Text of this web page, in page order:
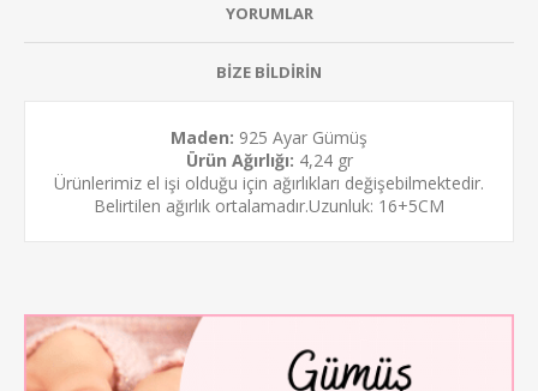
YORUMLAR
BİZE BİLDİRİN
Maden: 925 Ayar Gümüş
Ürün Ağırlığı: 4,24 gr
Ürünlerimiz el işi olduğu için ağırlıkları değişebilmektedir.
Belirtilen ağırlık ortalamadır.Uzunluk: 16+5CM